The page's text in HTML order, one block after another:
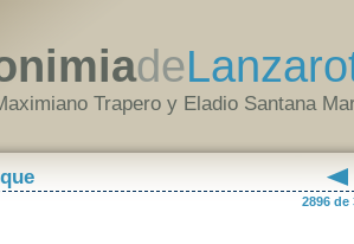
de
Trapero y Eladio Santana
2896 de